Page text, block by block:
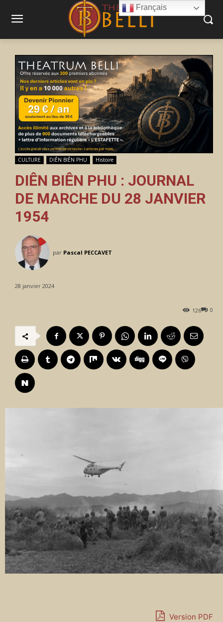
CULTURE DIÊN BIÊN PHU Histoire
DIÊN BIÊN PHU : JOURNAL
DE MARCHE DU 28 JANVIER
1954
par Pascal PECCAVET
28 janvier 2024
0
126
Version PDF
Français